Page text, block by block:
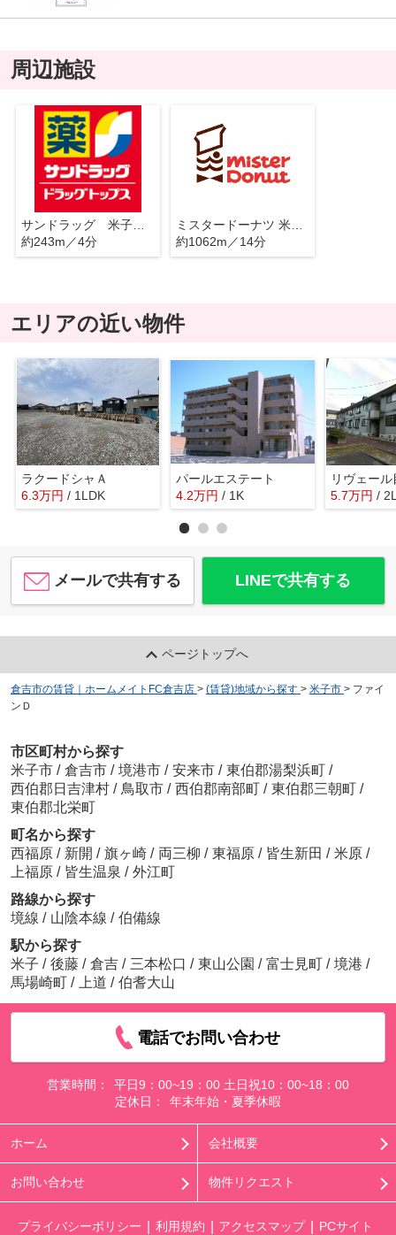
周辺施設
サンドラッグ 米子旗ヶ崎店
約243m／4分
ミスタードーナツ 米子旗ヶ崎 ショップ
約1062m／14分
エリアの近い物件
ラクードシャＡ
6.3万円 / 1LDK
パールエステート
4.2万円 / 1K
リヴェー
5.7万円 /
メールで共有する LINEで共有する
ページトップへ
倉吉市の賃貸｜ホームメイトFC倉吉店 > (賃貸)地域から探す > 米子市 > ファイ
ンＤ
市区町村から探す
米子市 / 倉吉市 / 境港市 / 安来市 / 東伯郡湯梨浜町 /
西伯郡日吉津村 / 鳥取市 / 西伯郡南部町 / 東伯郡三朝町 /
東伯郡北栄町
町名から探す
西福原 / 新開 / 旗ヶ崎 / 両三柳 / 東福原 / 皆生新田 / 米原 /
上福原 / 皆生温泉 / 外江町
路線から探す
境線 / 山陰本線 / 伯備線
駅から探す
米子 / 後藤 / 倉吉 / 三本松口 / 東山公園 / 富士見町 / 境港 /
馬場崎町 / 上道 / 伯耆大山
電話でお問い合わせ
営業時間：
平日9：00~19：00 土日祝10：00~18：00
定休日：
年末年始・夏季休暇
ホーム 会社概要
お問い合わせ 物件リクエスト
プライバシーポリシー 利用規約 アクセスマップ PCサイト